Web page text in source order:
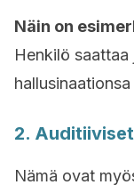
Näin on
Henkilö saattaa
hallusinaationsa
2.
Nämä ovat